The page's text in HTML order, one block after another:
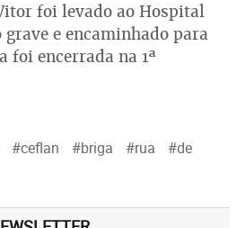
foi levado ao Hospital
grave e encaminhado para
foi encerrada na 1ª
#ceflan #briga #rua
#de